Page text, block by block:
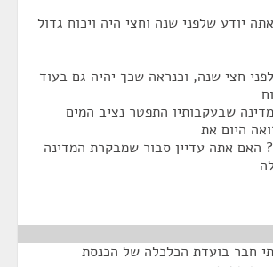
יודע שלפני שנה וחצי היה ויכוח גדול
חצי שנה, וכנראה שכך יהיה גם בעוד
שבעקבותיו התפטר נציב המים
היום את
האם אתה עדיין סבור שמבקרת המדינה
חבר בועדת הכלכלה של הכנסת